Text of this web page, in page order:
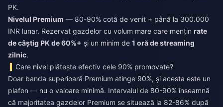
PK.
Nivelul Premium — 80-90% cotă de venit + până la 300.000
INR lunar. Rezervat gazdelor cu volum mare care mențin rate
de câștig PK de 60%+ și un minim de 1 oră de streaming
zilnic.
Care nivel plătește efectiv cele 90% promovate?
Doar banda superioară Premium atinge 90%, și acesta este un
plafon — nu o valoare minimă. Intervalul de 80-90% înseamnă
că majoritatea gazdelor Premium se situează la 82-86% după